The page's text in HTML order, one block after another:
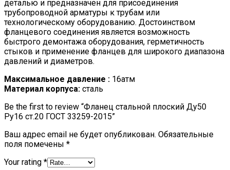
деталью и предназначен для присоединения
трубопроводной арматуры к трубам или
технологическому оборудованию. Достоинством
фланцевого соединения является возможность
быстрого демонтажа оборудования, герметичность
стыков и применение фланцев для широкого диапазона
давлений и диаметров.
Максимальное давление : 16атм
Материал корпуса: сталь
Be the first to review “Фланец стальной плоский Ду50
Ру16 ст.20 ГОСТ 33259-2015”
Ваш адрес email не будет опубликован. Обязательные
поля помечены *
Your rating *